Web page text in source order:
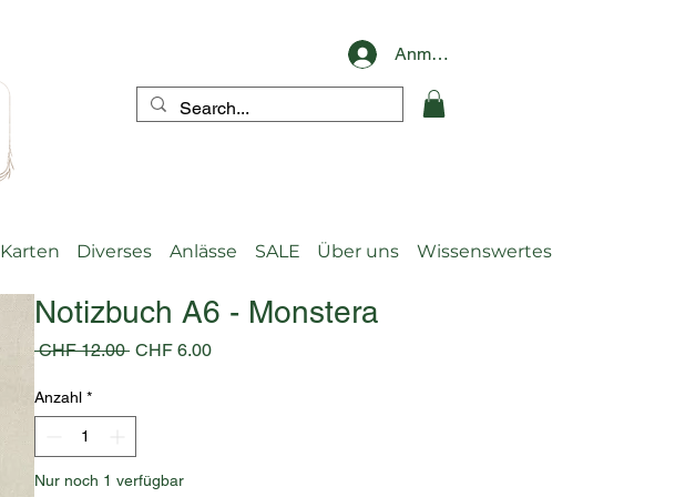
Anmelden
Karten Diverses Anlässe SALE Über uns Wissenswertes
Notizbuch A6 - Monstera
CHF 12.00 Standardpreis
CHF 6.00Sale-
Anzahl *
Nur noch 1 verfügbar